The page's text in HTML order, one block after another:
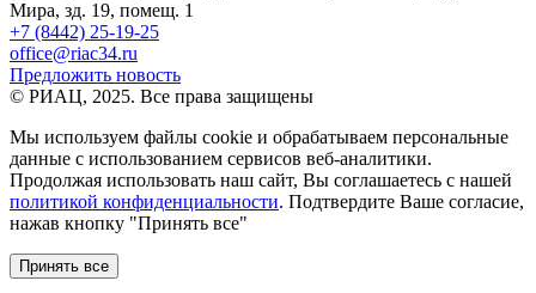
Мира, зд. 19, помещ. 1
+7 (8442) 25-19-25
office@riac34.ru
Предложить новость
© РИАЦ, 2025. Все права защищены
Мы используем файлы сookie и обрабатываем персональные
данные с использованием сервисов веб-аналитики.
Продолжая использовать наш сайт, Вы соглашаетесь с нашей
политикой конфиденциальности. Подтвердите Ваше согласие,
нажав кнопку "Принять все"
Принять все